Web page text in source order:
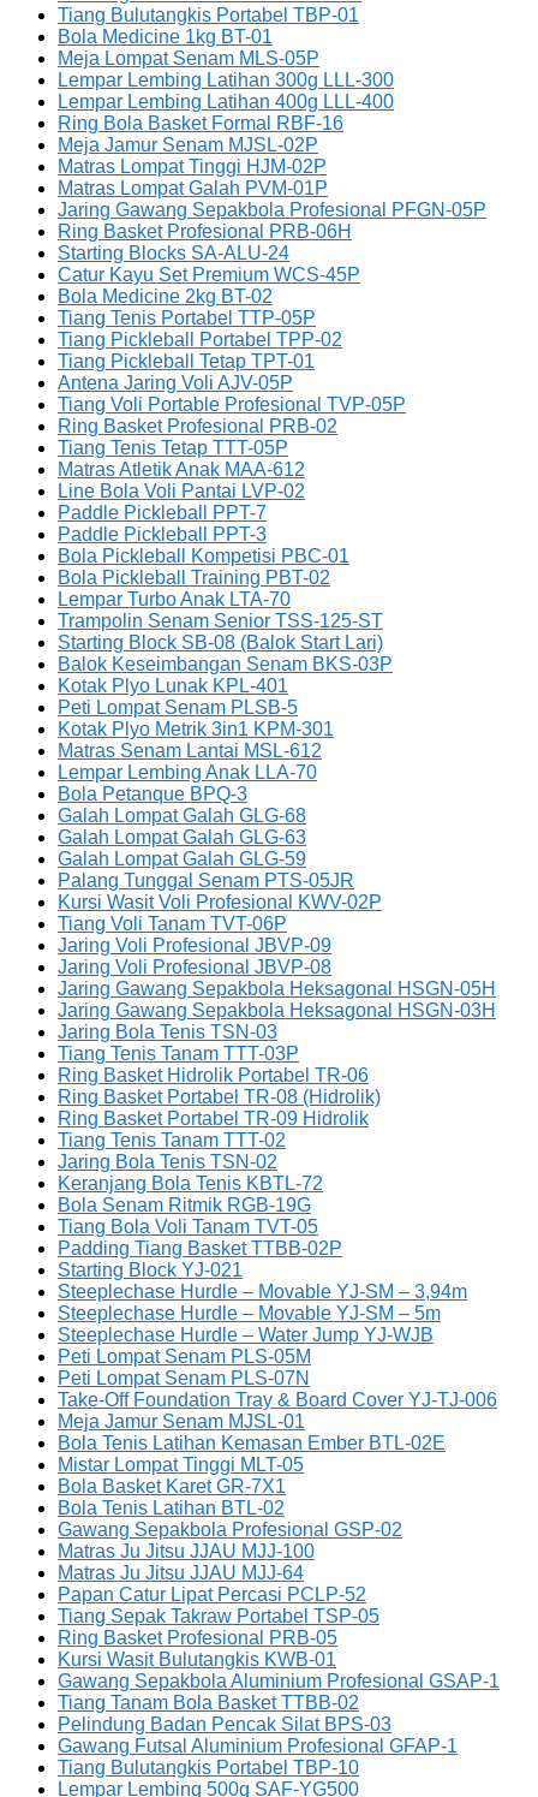
Tiang Bulutangkis Portabel TBP-01
Bola Medicine 1kg BT-01
Meja Lompat Senam MLS-05P
Lempar Lembing Latihan 300g LLL-300
Lempar Lembing Latihan 400g LLL-400
Ring Bola Basket Formal RBF-16
Meja Jamur Senam MJSL-02P
Matras Lompat Tinggi HJM-02P
Matras Lompat Galah PVM-01P
Jaring Gawang Sepakbola Profesional PFGN-05P
Ring Basket Profesional PRB-06H
Starting Blocks SA-ALU-24
Catur Kayu Set Premium WCS-45P
Bola Medicine 2kg BT-02
Tiang Tenis Portabel TTP-05P
Tiang Pickleball Portabel TPP-02
Tiang Pickleball Tetap TPT-01
Antena Jaring Voli AJV-05P
Tiang Voli Portable Profesional TVP-05P
Ring Basket Profesional PRB-02
Tiang Tenis Tetap TTT-05P
Matras Atletik Anak MAA-612
Line Bola Voli Pantai LVP-02
Paddle Pickleball PPT-7
Paddle Pickleball PPT-3
Bola Pickleball Kompetisi PBC-01
Bola Pickleball Training PBT-02
Lempar Turbo Anak LTA-70
Trampolin Senam Senior TSS-125-ST
Starting Block SB-08 (Balok Start Lari)
Balok Keseimbangan Senam BKS-03P
Kotak Plyo Lunak KPL-401
Peti Lompat Senam PLSB-5
Kotak Plyo Metrik 3in1 KPM-301
Matras Senam Lantai MSL-612
Lempar Lembing Anak LLA-70
Bola Petanque BPQ-3
Galah Lompat Galah GLG-68
Galah Lompat Galah GLG-63
Galah Lompat Galah GLG-59
Palang Tunggal Senam PTS-05JR
Kursi Wasit Voli Profesional KWV-02P
Tiang Voli Tanam TVT-06P
Jaring Voli Profesional JBVP-09
Jaring Voli Profesional JBVP-08
Jaring Gawang Sepakbola Heksagonal HSGN-05H
Jaring Gawang Sepakbola Heksagonal HSGN-03H
Jaring Bola Tenis TSN-03
Tiang Tenis Tanam TTT-03P
Ring Basket Hidrolik Portabel TR-06
Ring Basket Portabel TR-08 (Hidrolik)
Ring Basket Portabel TR-09 Hidrolik
Tiang Tenis Tanam TTT-02
Jaring Bola Tenis TSN-02
Keranjang Bola Tenis KBTL-72
Bola Senam Ritmik RGB-19G
Tiang Bola Voli Tanam TVT-05
Padding Tiang Basket TTBB-02P
Starting Block YJ-021
Steeplechase Hurdle – Movable YJ-SM – 3,94m
Steeplechase Hurdle – Movable YJ-SM – 5m
Steeplechase Hurdle – Water Jump YJ-WJB
Peti Lompat Senam PLS-05M
Peti Lompat Senam PLS-07N
Take-Off Foundation Tray & Board Cover YJ-TJ-006
Meja Jamur Senam MJSL-01
Bola Tenis Latihan Kemasan Ember BTL-02E
Mistar Lompat Tinggi MLT-05
Bola Basket Karet GR-7X1
Bola Tenis Latihan BTL-02
Gawang Sepakbola Profesional GSP-02
Matras Ju Jitsu JJAU MJJ-100
Matras Ju Jitsu JJAU MJJ-64
Papan Catur Lipat Percasi PCLP-52
Tiang Sepak Takraw Portabel TSP-05
Ring Basket Profesional PRB-05
Kursi Wasit Bulutangkis KWB-01
Gawang Sepakbola Aluminium Profesional GSAP-1
Tiang Tanam Bola Basket TTBB-02
Pelindung Badan Pencak Silat BPS-03
Gawang Futsal Aluminium Profesional GFAP-1
Tiang Bulutangkis Portabel TBP-10
Lempar Lembing 500g SAF-YG500